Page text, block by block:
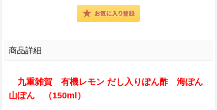
商品詳細
九重雑賀 有機レモン だし入りぽん酢 海ぽん
山ぽん （150ml）